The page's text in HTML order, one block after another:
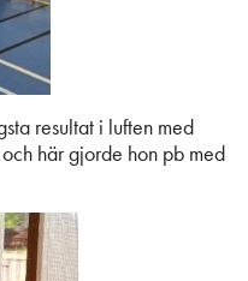
resultat i luften med
här gjorde hon pb med